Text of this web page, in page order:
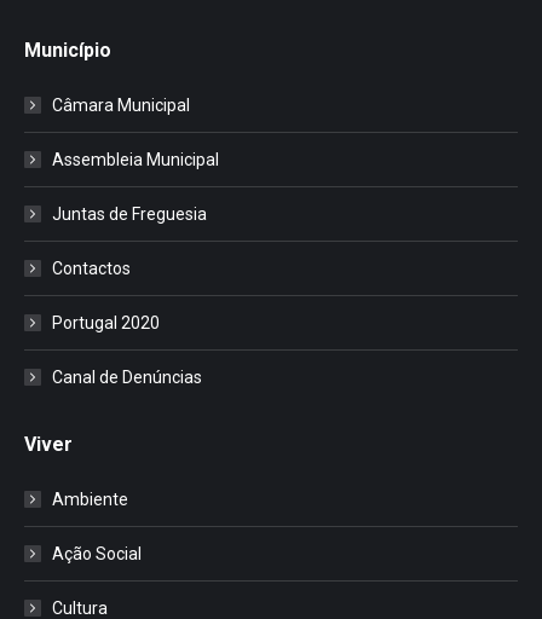
Município
Câmara Municipal
Assembleia Municipal
Juntas de Freguesia
Contactos
Portugal 2020
Canal de Denúncias
Viver
Ambiente
Ação Social
Cultura